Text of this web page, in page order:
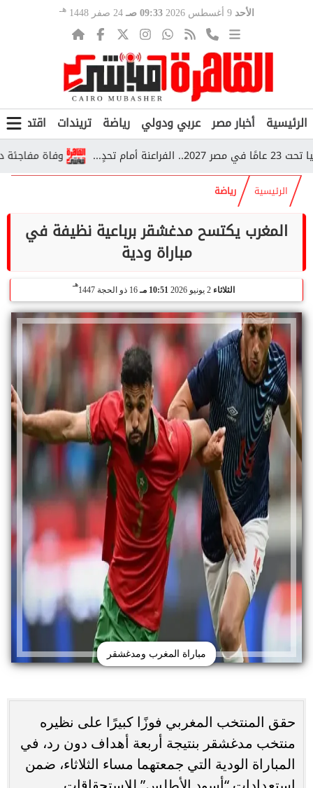
الأحد 9 أغسطس 2026 09:33 صـ 24 صفر 1448 هـ
الرئيسية أخبار مصر عربي ودولي رياضة تريندات اقتصاد
وفاة مفاجئة داخل قطار بأسيوط.. 5 أطفال
الرئيسية رياضة
المغرب يكتسح مدغشقر برباعية نظيفة في
مباراة ودية
الثلاثاء 10:51 مـ 16 ذو الحجة 1447
هـ
مباراة المغرب ومدغشقر
حقق المنتخب المغربي فوزًا كبيرًا على نظيره
منتخب مدغشقر بنتيجة أربعة أهداف دون رد، في
المباراة الودية التي جمعتهما مساء الثلاثاء، ضمن